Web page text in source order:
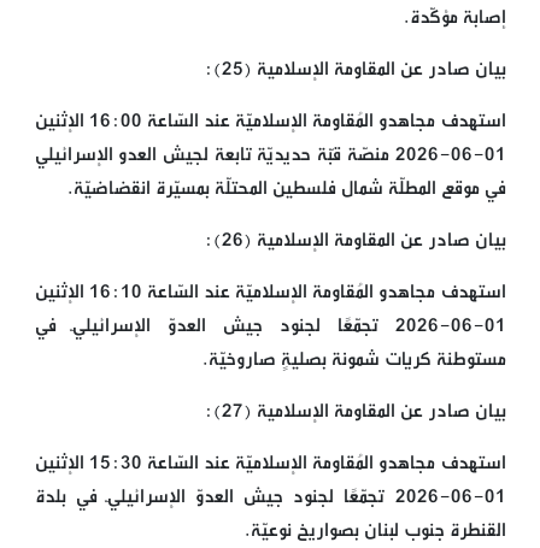
إصابة مؤكّدة.
بيان صادر عن المقاومة الإسلامية (25):
استهدف مجاهدو المُقاومة الإسلاميّة عند السّاعة 16:00 الإثنين
01-06-2026 منصّة قبّة حديديّة تابعة لجيش العدو الإسرائيلي
في موقع المطلّة شمال فلسطين المحتلّة بمسيّرة انقضاضيّة.
بيان صادر عن المقاومة الإسلامية (26):
استهدف مجاهدو المُقاومة الإسلاميّة عند السّاعة 16:10 الإثنين
01-06-2026 تجمّعًا لجنود جيش العدوّ الإسرائيليّ في
مستوطنة كريات شمونة بصليةٍ صاروخيّة.
بيان صادر عن المقاومة الإسلامية (27):
استهدف مجاهدو المُقاومة الإسلاميّة عند السّاعة 15:30 الإثنين
01-06-2026 تجمّعًا لجنود جيش العدوّ الإسرائيليّ في بلدة
القنطرة جنوب لبنان بصواريخ نوعيّة.